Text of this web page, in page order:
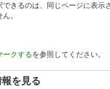
できるのは、同じページに表示
。
ークするを参照してください。
を見る